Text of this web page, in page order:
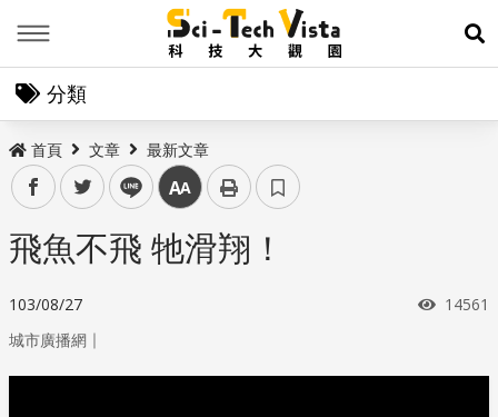
展
分類
首頁 文章 最新文章
facebooktwitter line 中
飛魚不飛 牠滑翔！
103/08/27 瀏覽次
14561
城市廣播網 ｜